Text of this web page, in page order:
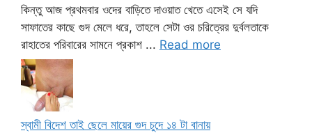
কিন্তু আজ প্রথমবার ওদের বাড়িতে দাওয়াত খেতে এসেই সে যদি
সাফাতের কাছে গুদ মেলে ধরে, তাহলে সেটা ওর চরিত্রের দুর্বলতাকে
রাহাতের পরিবারের সামনে প্রকাশ ... Read more
স্বামী বিদেশ তাই ছেলে মায়ের গুদ চুদে ১৪ টা বানায়